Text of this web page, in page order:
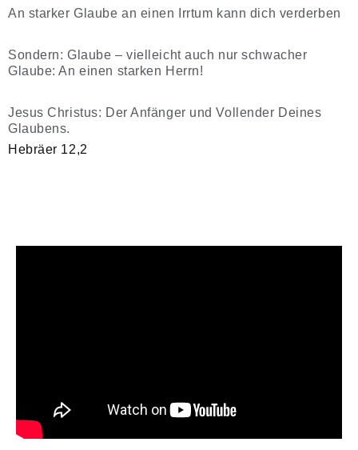
An starker Glaube an einen Irrtum kann dich verderben
Sondern: Glaube – vielleicht auch nur schwacher
Glaube: An einen starken Herrn!
Jesus Christus: Der Anfänger und Vollender Deines
Glaubens.
Hebräer 12,2